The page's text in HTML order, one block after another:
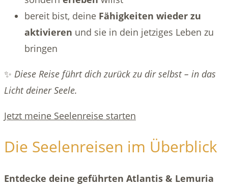
bereit bist, deine Fähigkeiten wieder zu
aktivieren und sie in dein jetziges Leben zu
bringen
✨ Diese Reise führt dich zurück zu dir selbst – in das
Licht deiner Seele.
Jetzt meine Seelenreise starten
Die Seelenreisen im Überblick
Entdecke deine geführten Atlantis & Lemuria